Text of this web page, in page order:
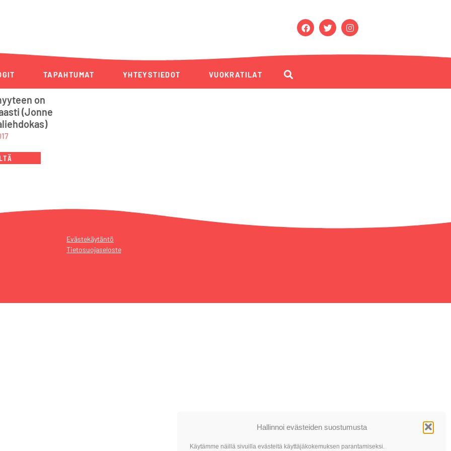
Hallinnoi evästeiden suostumusta
Käytämme näillä sivuilla evästeitä käyttäjäkokemuksen parantamiseksi.
TAPAHTUMAT YHTEYSTIEDOT VUOKRATILAT
on
(Jonne
Evästekäytäntö
Tietosuojaseloste